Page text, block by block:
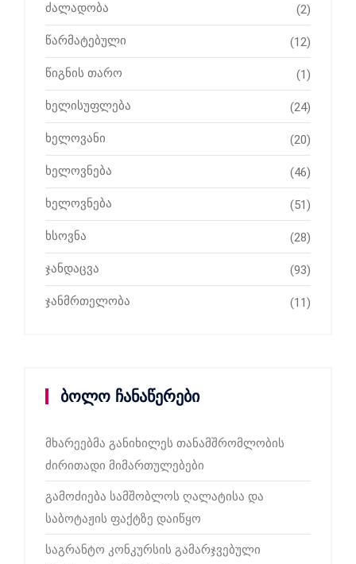
ძალადობა (2)
წარმატებული (12)
წიგნის თარო (1)
ხელისუფლება (24)
ხელოვანი (20)
ხელოვნება (46)
ხელოვნება (51)
ხსოვნა (28)
ჯანდაცვა (93)
ჯანმრთელობა (11)
ბოლო ჩანაწერები
მხარეებმა განიხილეს თანამშრომლობის
ძირითადი მიმართულებები
გამოძიება სამშობლოს ღალატისა და
საბოტაჟის ფაქტზე დაიწყო
საგრანტო კონკურსის გამარჯვებული